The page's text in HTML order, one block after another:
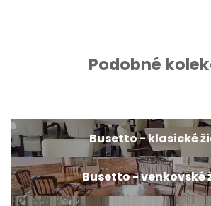
Podobné
Busetto - klasické
Busetto - venkovské